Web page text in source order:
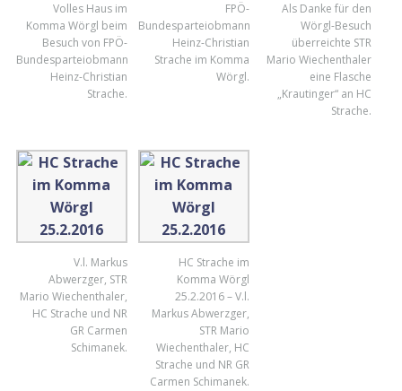
Volles Haus im
Komma Wörgl beim
Besuch von FPÖ-
Bundesparteiobmann
Heinz-Christian
Strache.
FPÖ-
Bundesparteiobmann
Heinz-Christian
Strache im Komma
Wörgl.
Als Danke für den
Wörgl-Besuch
überreichte STR
Mario Wiechenthaler
eine Flasche
„Krautinger“ an HC
Strache.
V.l. Markus
Abwerzger, STR
Mario Wiechenthaler,
HC Strache und NR
GR Carmen
Schimanek.
HC Strache im
Komma Wörgl
25.2.2016 – V.l.
Markus Abwerzger,
STR Mario
Wiechenthaler, HC
Strache und NR GR
Carmen Schimanek.